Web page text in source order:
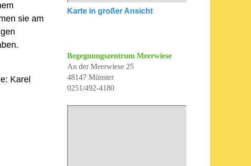
sie am
Karel
Karte in großer Ansicht
Begegnungszentrum Meerwiese
An der Meerwiese 25
48147 Münster
0251/492-4180